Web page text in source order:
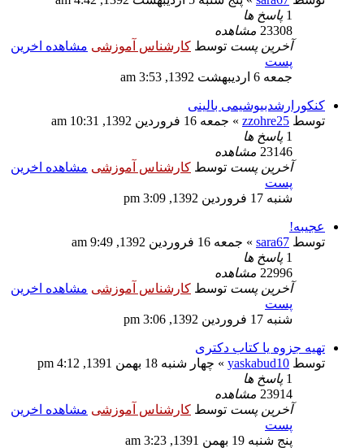
1 پاسخ ها
23308 مشاهده
آخرین پست توسط کارشناس آموزشی مشاهده اخرین
پست
جمعه 6 اردیبهشت 1392, 3:53 am
کنکورارشدبیوشیمی بالینی
توسط zzohre25 » جمعه 16 فروردین 1392, 10:31 am
1 پاسخ ها
23146 مشاهده
آخرین پست توسط کارشناس آموزشی مشاهده اخرین
پست
شنبه 17 فروردین 1392, 3:09 pm
عجیبه!
توسط sara67 » جمعه 16 فروردین 1392, 9:49 am
1 پاسخ ها
22996 مشاهده
آخرین پست توسط کارشناس آموزشی مشاهده اخرین
پست
شنبه 17 فروردین 1392, 3:06 pm
تهیه جزوه یا کتاب دکتری
توسط yaskabud10 » چهار شنبه 18 بهمن 1391, 4:12 pm
1 پاسخ ها
23914 مشاهده
آخرین پست توسط کارشناس آموزشی مشاهده اخرین
پست
پنج شنبه 19 بهمن 1391, 3:23 am